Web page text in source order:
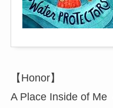
【Honor】
A Place Inside of Me